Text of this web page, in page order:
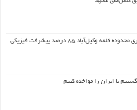
طراحی شهری محدوده قلعه وکیل‌آباد ۸۵ درصد پیشرفت فیزیکی
تا ایران را مواخذه کنیم